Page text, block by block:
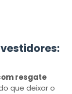
resgate
que deixar o